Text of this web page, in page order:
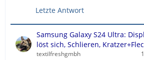
Letzte Antwort
Samsung Galaxy S24 Ultra:
löst sich, Schlieren,
textilfreshgmbh